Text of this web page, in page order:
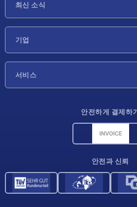
최신 소식
기업
서비스
안전하게 결제하기
안전과 신뢰